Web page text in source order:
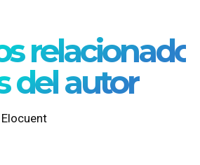
del autor
Elocuent